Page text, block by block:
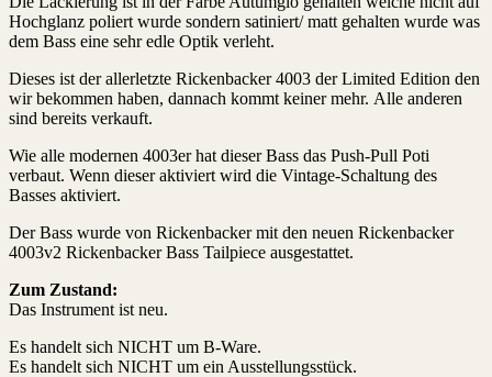
Hochglanz poliert wurde sondern satiniert/ matt gehalten wurde was
dem Bass eine sehr edle Optik verleht.
Dieses ist der allerletzte Rickenbacker 4003 der Limited Edition den
wir bekommen haben, dannach kommt keiner mehr. Alle anderen
sind bereits verkauft.
Wie alle modernen 4003er hat dieser Bass das Push-Pull Poti
verbaut. Wenn dieser aktiviert wird die Vintage-Schaltung des
Basses aktiviert.
Der Bass wurde von Rickenbacker mit den neuen Rickenbacker
4003v2 Rickenbacker Bass Tailpiece ausgestattet.
Zum Zustand:
Das Instrument ist neu.
Es handelt sich NICHT um B-Ware.
Es handelt sich NICHT um ein Ausstellungsstück.